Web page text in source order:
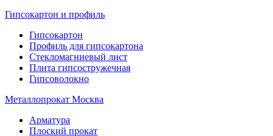
Гипсокартон и профиль
Гипсокартон
Профиль для гипсокартона
Стекломагниевый лист
Плита гипсостружечная
Гипсоволокно
Металлопрокат Москва
Арматура
Плоский прокат